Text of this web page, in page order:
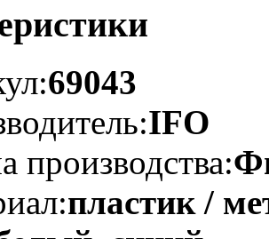
69043
IFO
производства:
пластик /